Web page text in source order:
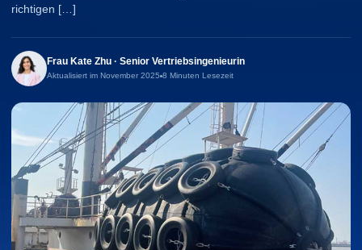
richtigen […]
Frau Kate Zhu · Senior Vertriebsingenieurin
Aktualisiert im November 2025 8 Minuten Lesezeit